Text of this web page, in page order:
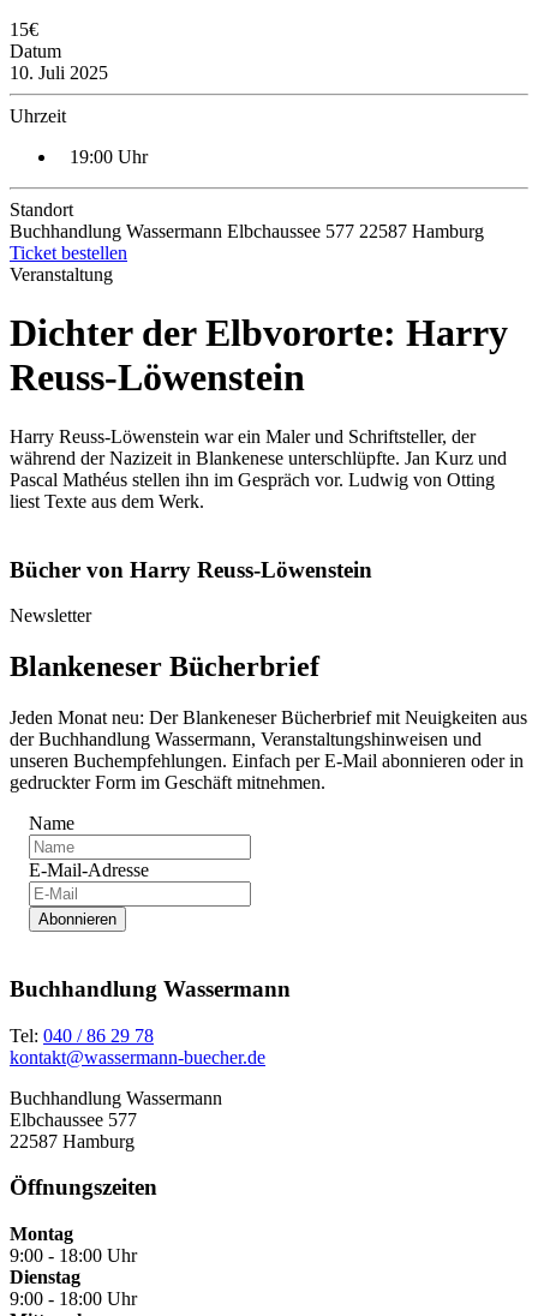
15€
Datum
10. Juli 2025
Uhrzeit
19:00 Uhr
Standort
Buchhandlung Wassermann Elbchaussee 577 22587 Hamburg
Ticket bestellen
Veranstaltung
Dichter der Elbvororte: Harry
Reuss-Löwenstein
Harry Reuss-Löwenstein war ein Maler und Schriftsteller, der
während der Nazizeit in Blankenese unterschlüpfte. Jan Kurz und
Pascal Mathéus stellen ihn im Gespräch vor. Ludwig von Otting
liest Texte aus dem Werk.
Bücher von Harry Reuss-Löwenstein
Newsletter
Blankeneser Bücherbrief
Jeden Monat neu: Der Blankeneser Bücherbrief mit Neuigkeiten aus
der Buchhandlung Wassermann, Veranstaltungshinweisen und
unseren Buchempfehlungen. Einfach per E-Mail abonnieren oder in
gedruckter Form im Geschäft mitnehmen.
Name
E-Mail-Adresse
Abonnieren
Buchhandlung Wassermann
Tel: 040 / 86 29 78
kontakt@wassermann-buecher.de
Buchhandlung Wassermann
Elbchaussee 577
22587 Hamburg
Öffnungszeiten
Montag
9:00 - 18:00 Uhr
Dienstag
9:00 - 18:00 Uhr